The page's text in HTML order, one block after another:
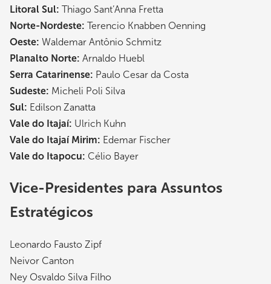
Litoral Sul: Thiago Sant’Anna Fretta
Norte-Nordeste: Terencio Knabben Oenning
Oeste: Waldemar Antônio Schmitz
Planalto Norte: Arnaldo Huebl
Serra Catarinense: Paulo Cesar da Costa
Sudeste: Micheli Poli Silva
Sul: Edilson Zanatta
Vale do Itajaí: Ulrich Kuhn
Vale do Itajaí Mirim: Edemar Fischer
Vale do Itapocu: Célio Bayer
Vice-Presidentes para Assuntos
Estratégicos
Leonardo Fausto Zipf
Neivor Canton
Ney Osvaldo Silva Filho